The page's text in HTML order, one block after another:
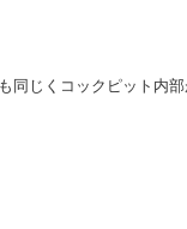
同じくコックピット内